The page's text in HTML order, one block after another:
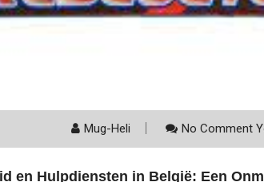
Mug-Heli No Comment
en Hulpdiensten in België: Een